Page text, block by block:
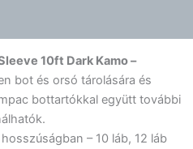
10ft Dark Kamo –
bot és orsó tárolására és
bottartókkal együtt további
– 10 láb, 12 láb